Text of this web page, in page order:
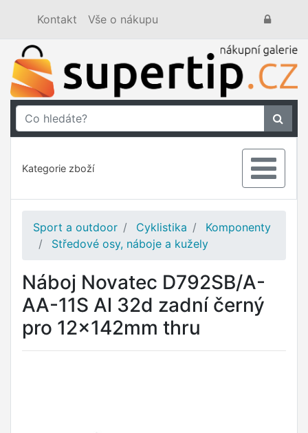
Kontakt Vše o nákupu
Kategorie zboží
Sport a outdoor Cyklistika
Komponenty
Středové osy, náboje a kužely
Náboj Novatec D792SB/A-
AA-11S Al 32d zadní černý
pro 12x142mm thru